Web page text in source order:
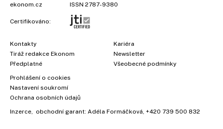
ekonom.cz
ISSN 2787-9380
Certifikováno:
Kontakty
Tiráž redakce Ekonom
Předplatné
Kariéra
Newsletter
Všeobecné podmínky
Prohlášení o cookies
Nastavení soukromí
Ochrana osobních údajů
Inzerce, obchodní garant: Adéla Formáčková, +420 739 500 832